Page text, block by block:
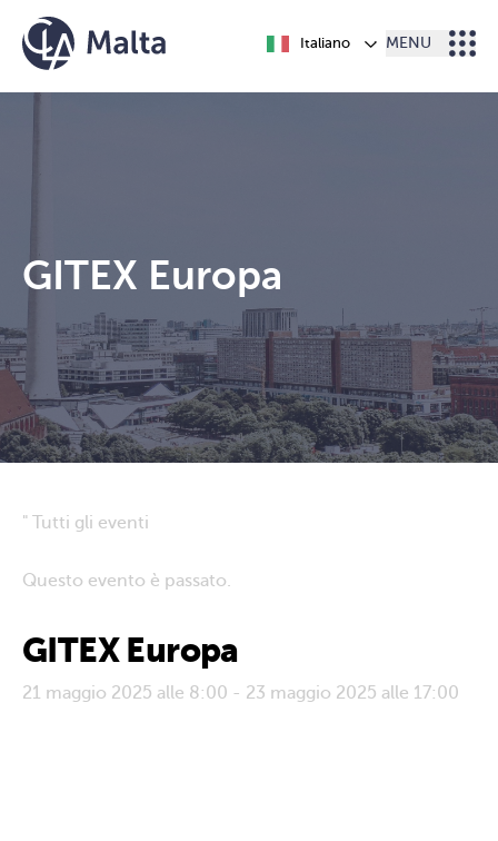
Vai al contenuto
Italiano MENU
GITEX Europa
" Tutti gli eventi
Questo evento è passato.
GITEX Europa
21 maggio 2025 alle 8:00 - 23 maggio 2025 alle 17:00